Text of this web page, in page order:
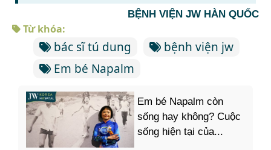
BỆNH VIỆN JW HÀN QUỐC
Từ khóa:
bác sĩ tú dung
bệnh viện jw
Em bé Napalm
Em bé Napalm còn
sống hay không? Cuộc
sống hiện tại của...